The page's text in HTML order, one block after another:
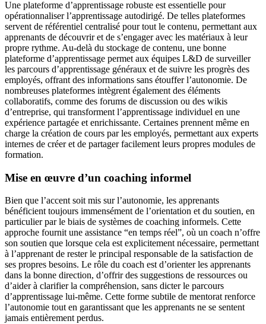
Une plateforme d’apprentissage robuste est essentielle pour
opérationnaliser l’apprentissage autodirigé. De telles plateformes
servent de référentiel centralisé pour tout le contenu, permettant aux
apprenants de découvrir et de s’engager avec les matériaux à leur
propre rythme. Au-delà du stockage de contenu, une bonne
plateforme d’apprentissage permet aux équipes L&D de surveiller
les parcours d’apprentissage généraux et de suivre les progrès des
employés, offrant des informations sans étouffer l’autonomie. De
nombreuses plateformes intègrent également des éléments
collaboratifs, comme des forums de discussion ou des wikis
d’entreprise, qui transforment l’apprentissage individuel en une
expérience partagée et enrichissante. Certaines prennent même en
charge la création de cours par les employés, permettant aux experts
internes de créer et de partager facilement leurs propres modules de
formation.
Mise en œuvre d’un coaching informel
Bien que l’accent soit mis sur l’autonomie, les apprenants
bénéficient toujours immensément de l’orientation et du soutien, en
particulier par le biais de systèmes de coaching informels. Cette
approche fournit une assistance “en temps réel”, où un coach n’offre
son soutien que lorsque cela est explicitement nécessaire, permettant
à l’apprenant de rester le principal responsable de la satisfaction de
ses propres besoins. Le rôle du coach est d’orienter les apprenants
dans la bonne direction, d’offrir des suggestions de ressources ou
d’aider à clarifier la compréhension, sans dicter le parcours
d’apprentissage lui-même. Cette forme subtile de mentorat renforce
l’autonomie tout en garantissant que les apprenants ne se sentent
jamais entièrement perdus.